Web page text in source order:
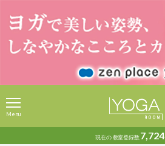
現在の教室登録数 7,724
Menu